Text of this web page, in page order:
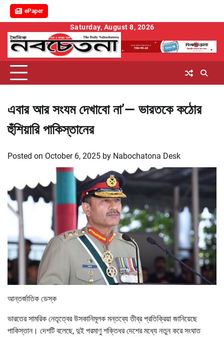
ePaper
content
Saturday, August 8, 2026
এবার আর সংযম দেখাবো না’— ভারতকে কঠোর
হুঁশিয়ারি পাকিস্তানের
Posted on October 6, 2025 by Nabochatona Desk
আন্তর্জাতিক ডেস্ক
ভারতের সামরিক নেতৃত্বের উসকানিমূলক মন্তব্যে তীব্র প্রতিক্রিয়া জানিয়েছে
পাকিস্তান। দেশটি বলেছে, দুই পরমাণু শক্তিধর দেশের মধ্যে নতুন করে সংঘাত